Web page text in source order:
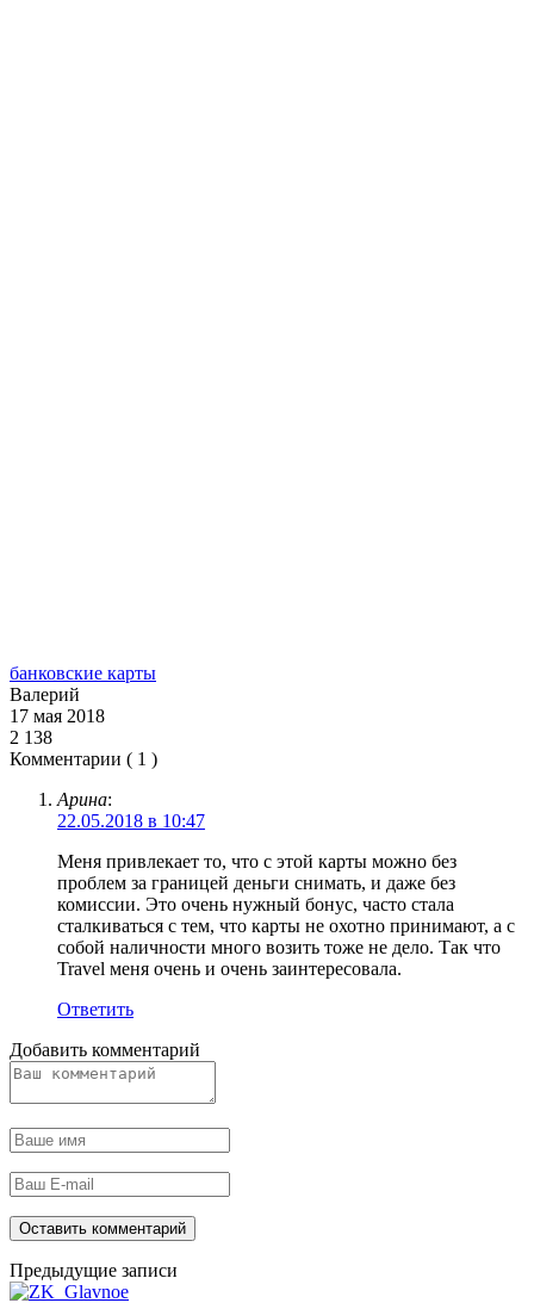
банковские карты
Валерий
17 мая 2018
2 138
Комментарии ( 1 )
Арина:
22.05.2018 в 10:47
Меня привлекает то, что с этой карты можно без
проблем за границей деньги снимать, и даже без
комиссии. Это очень нужный бонус, часто стала
сталкиваться с тем, что карты не охотно принимают, а с
собой наличности много возить тоже не дело. Так что
Travel меня очень и очень заинтересовала.
Ответить
Добавить комментарий
Предыдущие записи